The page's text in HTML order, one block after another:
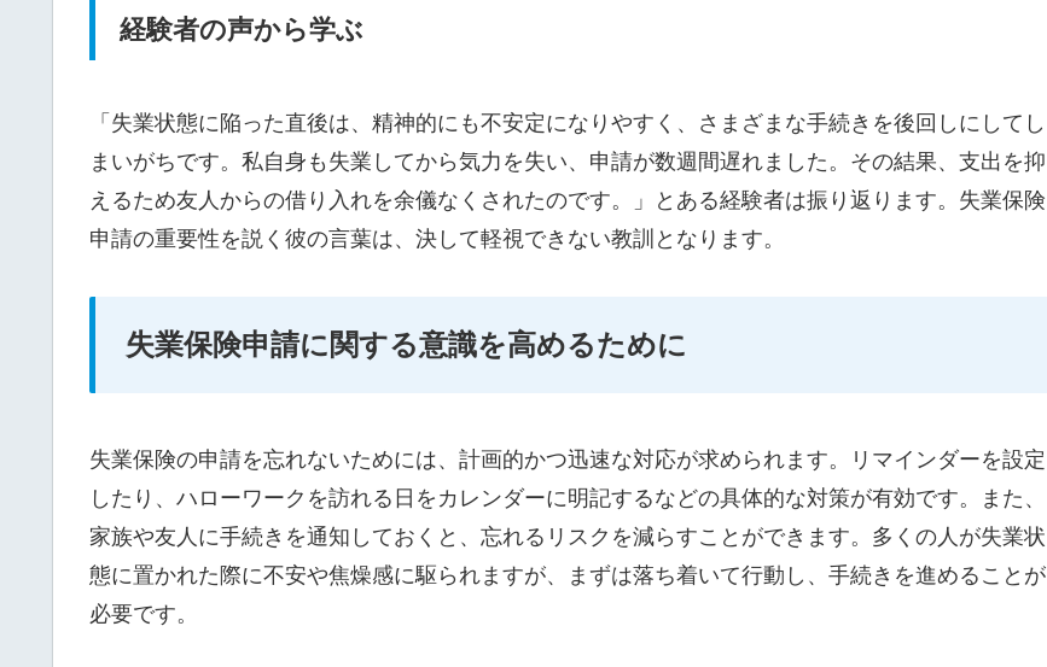
経験者の声から学ぶ
「失業状態に陥った直後は、精神的にも不安定になりやすく、さまざまな手続きを後回しにしてし
まいがちです。私自身も失業してから気力を失い、申請が数週間遅れました。その結果、支出を抑
えるため友人からの借り入れを余儀なくされたのです。」とある経験者は振り返ります。失業保険
申請の重要性を説く彼の言葉は、決して軽視できない教訓となります。
失業保険申請に関する意識を高めるために
失業保険の申請を忘れないためには、計画的かつ迅速な対応が求められます。リマインダーを設定
したり、ハローワークを訪れる日をカレンダーに明記するなどの具体的な対策が有効です。また、
家族や友人に手続きを通知しておくと、忘れるリスクを減らすことができます。多くの人が失業状
態に置かれた際に不安や焦燥感に駆られますが、まずは落ち着いて行動し、手続きを進めることが
必要です。